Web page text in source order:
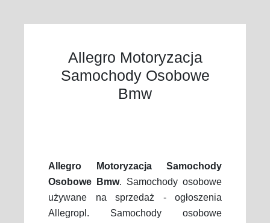
Allegro Motoryzacja
Samochody Osobowe
Bmw
Allegro Motoryzacja Samochody
Osobowe Bmw. Samochody osobowe
używane na sprzedaż - ogłoszenia
Allegropl. Samochody osobowe